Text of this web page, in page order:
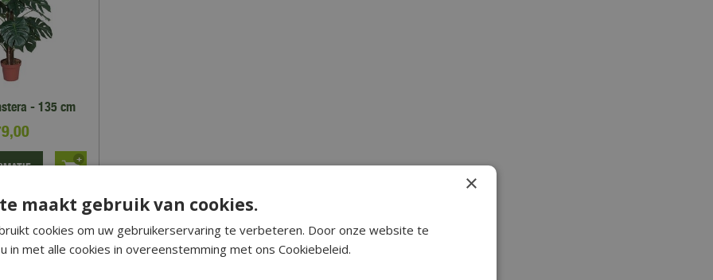
- 135 cm
,00
verlanglijst
×
maakt gebruik van cookies.
cookies om uw gebruikerservaring te verbeteren. Door onze website te
in met alle cookies in overeenstemming met ons Cookiebeleid.